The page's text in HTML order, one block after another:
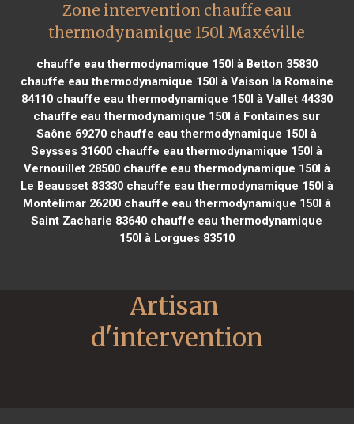
Zone intervention chauffe eau
thermodynamique 150l Maxéville
chauffe eau thermodynamique 150l à Betton 35830
chauffe eau thermodynamique 150l à Vaison la Romaine
84110chauffe eau thermodynamique 150l à Vallet 44330
chauffe eau thermodynamique 150l à Fontaines sur
Saône 69270 chauffe eau thermodynamique 150l à
Seysses 31600 chauffe eau thermodynamique 150l à
Vernouillet 28500chauffe eau thermodynamique 150l à
Le Beausset 83330chauffe eau thermodynamique 150l à
Montélimar 26200chauffe eau thermodynamique 150l à
Saint Zacharie 83640 chauffe eau thermodynamique
150l à Lorgues 83510
Artisan
d'intervention